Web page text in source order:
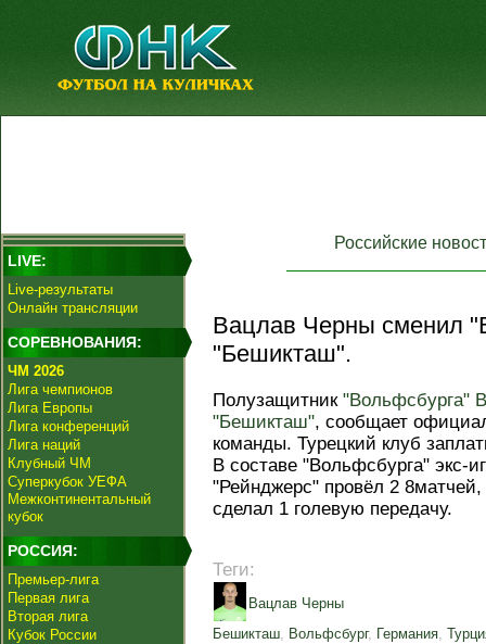
LIVE:
Live-результаты
Онлайн трансляции
СОРЕВНОВАНИЯ:
ЧМ 2026
Лига чемпионов
Лига Европы
Лига конференций
Лига наций
Клубный ЧМ
Суперкубок УЕФА
Межконтинентальный
кубок
РОССИЯ:
Премьер-лига
Первая лига
Вторая лига
Кубок России
Российские
Вацлав Черны сменил
"Бешикташ".
Полузащитник "Вольфсбурга"
"Бешикташ", сообщает
команды. Турецкий клуб
В составе "Вольфсбурга" экс-
"Рейнджерс" провёл 2
сделал 1 голевую передачу.
Теги:
Вацлав Черны
Бешикташ, Вольфсбург, Германия,